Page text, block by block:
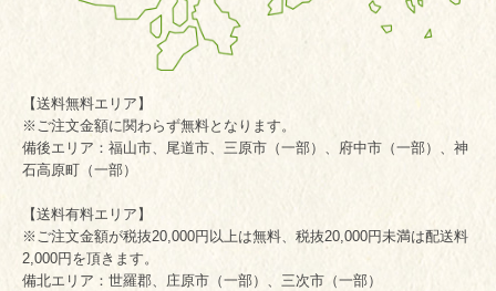
【送料無料エリア】
※ご注文金額に関わらず無料となります。
備後エリア：福山市、尾道市、三原市（一部）、府中市（一部）、神
石高原町（一部）
【送料有料エリア】
※ご注文金額が税抜20,000円以上は無料、税抜20,000円未満は配送料
2,000円を頂きます。
備北エリア：世羅郡、庄原市（一部）、三次市（一部）